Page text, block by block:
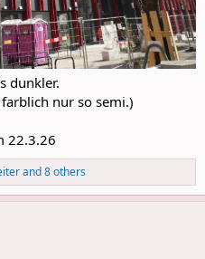
dunkler.
nur so semi.)
22.3.26
and 8 others